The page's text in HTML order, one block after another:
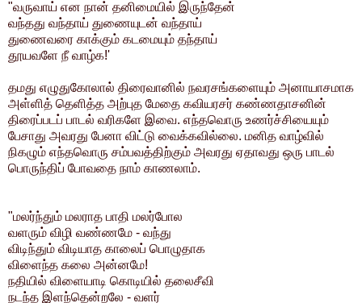
"வருவாய் என நான் தனிமையில் இருந்தேன்
வந்தது வந்தாய் துணையுடன் வந்தாய்
துணைவரை காக்கும் கடமையும் தந்தாய்
தூயவளே நீ வாழ்க!'
தமது எழுதுகோலால் திரைவானில் நவரசங்களையும் அனாயாசமாக
அள்ளித் தெளித்த அற்புத மேதை கவியரசர் கண்ணதாசனின்
திரைப்படப் பாடல் வரிகளே இவை. எந்தவொரு உணர்ச்சியையும்
பேசாது அவரது பேனா விட்டு வைக்கவில்லை. மனித வாழ்வில்
நிகழும் எந்தவொரு சம்பவத்திற்கும் அவரது ஏதாவது ஒரு பாடல்
பொருந்திப் போவதை நாம் காணலாம்.
"மலர்ந்தும் மலராத பாதி மலர்போல
வளரும் விழி வண்ணமே - வந்து
விடிந்தும் விடியாத காலைப் பொழுதாக
விளைந்த கலை அன்னமே!
நதியில் விளையாடி கொடியில் தலைசீவி
நடந்த இளந்தென்றலே - வளர்